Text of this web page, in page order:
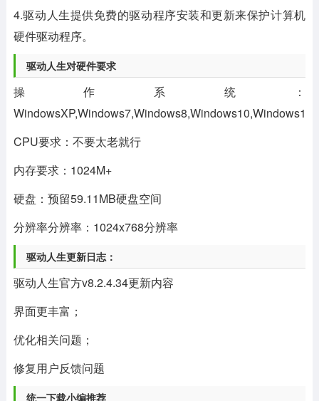
4.驱动人生提供免费的驱动程序安装和更新来保护计算机
硬件驱动程序。
驱动人生对硬件要求
操作系统：
WindowsXP,Windows7,Windows8,Windows10,Windows11
CPU要求：不要太老就行
内存要求：1024M+
硬盘：预留59.11MB硬盘空间
分辨率分辨率：1024x768分辨率
驱动人生更新日志：
驱动人生官方v8.2.4.34更新内容
界面更丰富；
优化相关问题；
修复用户反馈问题
统一下载小编推荐